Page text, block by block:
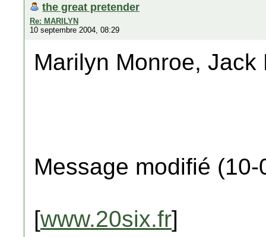
the great pretender
Re: MARILYN
10 septembre 2004, 08:29
Marilyn Monroe, Jack
Message modifié
[www.20six.fr]